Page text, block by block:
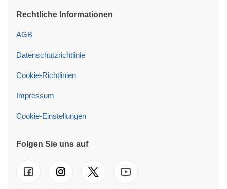
Rechtliche Informationen
AGB
Datenschutzrichtlinie
Cookie-Richtlinien
Impressum
Cookie-Einstellungen
Folgen Sie uns auf